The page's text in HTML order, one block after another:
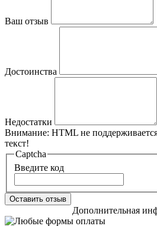
Ваш отзыв
Достоинства
Недостатки
Внимание: HTML не
текст!
Captcha
Введите код
Оставить отзыв
Дополнительная